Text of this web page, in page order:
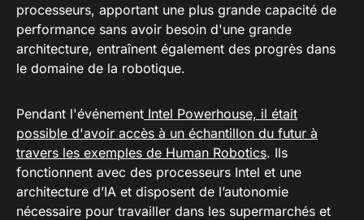
processeurs, apportant une plus grande capacité de
performance sans avoir besoin d'une grande
architecture, entraînent également des progrès dans
le domaine de la robotique.
Pendant l'événement Intel Powerhouse, il était
possible d'avoir accès à un échantillon du futur à
travers les exemples de Human Robotics. Ils
fonctionnent avec des processeurs Intel et une
architecture d’IA et disposent de l’autonomie
nécessaire pour travailler dans les supermarchés et